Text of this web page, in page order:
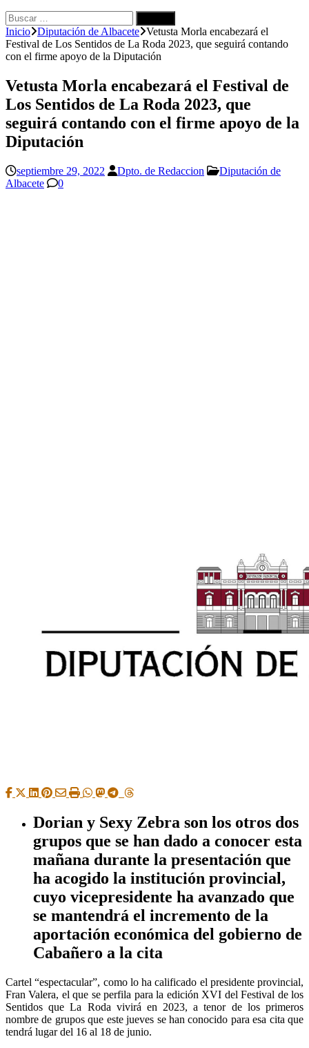
Buscar:
Inicio Diputación de Albacete Vetusta Morla encabezará el
Festival de Los Sentidos de La Roda 2023, que seguirá contando
con el firme apoyo de la Diputación
Vetusta Morla encabezará el Festival de
Los Sentidos de La Roda 2023, que
seguirá contando con el firme apoyo de la
Diputación
septiembre 29, 2022 Dpto. de Redaccion
Diputación de
Albacete
0
Dorian y Sexy Zebra son los otros dos
grupos que se han dado a conocer esta
mañana durante la presentación que
ha acogido la institución provincial,
cuyo vicepresidente ha avanzado que
se mantendrá el incremento de la
aportación económica del gobierno de
Cabañero a la cita
Cartel “espectacular”, como lo ha calificado el presidente provincial,
Fran Valera, el que se perfila para la edición XVI del Festival de los
Sentidos que La Roda vivirá en 2023, a tenor de los primeros
nombre de grupos que este jueves se han conocido para esa cita que
tendrá lugar del 16 al 18 de junio.